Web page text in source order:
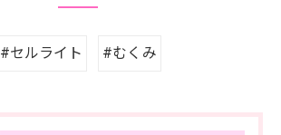
#セルライト #むくみ